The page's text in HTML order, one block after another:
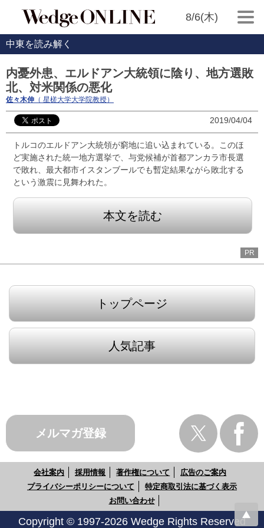
8/6(木)
中東を読み解く
内憂外患、エルドアン大統領に陰り、地方選敗
北、対米関係の悪化
佐々木伸 （ 星槎大学大学院教授）
2019/04/04
トルコのエルドアン大統領が窮地に追い込まれている。このほ
ど実施された統一地方選挙で、与党候補が首都アンカラ市長選
で敗れ、最大都市イスタンブールでも暫定結果ながら敗北する
という激震に見舞われた。
本文を読む
PR
トップページ
人気記事
メルマガ登録
会社案内 採用情報 著作権について
広告のご案内
プライバシーポリシーについて
特定商取引法に基づく表示
お問い合わせ
Copyright © 1997-2026 Wedge Rights Reserved